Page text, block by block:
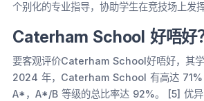
个别化的专业指导，协助学生在竞技场上发
Caterham School 好唔好
要客观评价Caterham School好唔好，其
2024 年，Caterham School 有高达 71%
A*，A*/B 等级的总比率达 92%。 [5] 优异